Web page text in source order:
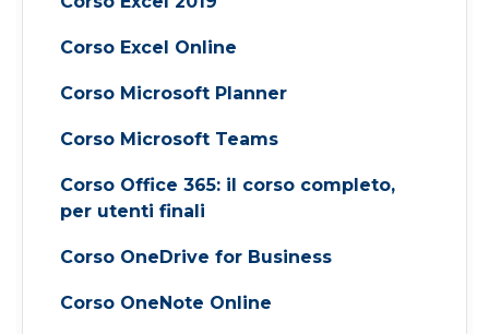
Corso Excel Online
Corso Microsoft Planner
Corso Microsoft Teams
Corso Office 365: il corso completo,
per utenti finali
Corso OneDrive for Business
Corso OneNote Online